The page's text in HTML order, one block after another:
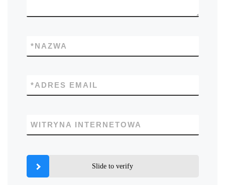
NAZWA
*
ADRES EMAIL
*
WITRYNA INTERNETOWA
Slide to verify